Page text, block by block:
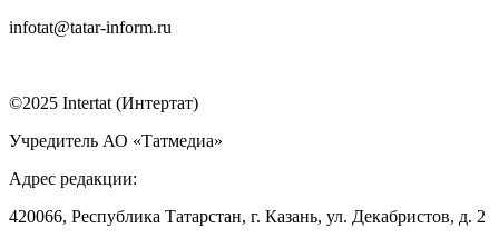
infotat@tatar-inform.ru
©2025 Intertat (Интертат)
Учредитель АО «Татмедиа»
Адрес редакции:
420066, Республика Татарстан, г. Казань, ул. Декабристов, д. 2